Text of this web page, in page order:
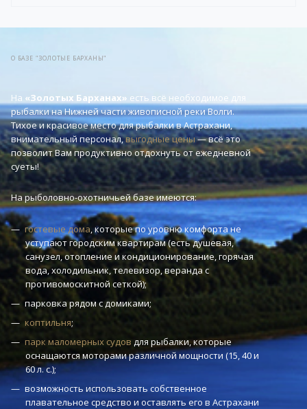
через бесплатныйWhatsApp-чатв правом нижнем углу нашего сайта,
О БАЗЕ "ЗОЛОТЫЕ БАРХАНЫ"
На «Золотых Барханах» есть всё необходимое для
рыбалки на Нижней части живописной реки Волги.
Тихое и красивое место для рыбалки в Астрахани,
внимательный персонал,выгодные цены— всё это
позволит Вам продуктивно отдохнуть от ежедневной
суеты!
На рыболовно-охотничьей базе имеются:
гостевые дома, которые по уровню комфорта не
уступают городским квартирам (есть душевая,
санузел, отопление и кондиционирование, горячая
вода, холодильник, телевизор, веранда с
противомоскитной сеткой);
парковка рядом с домиками;
коптильня;
парк маломерных судов для рыбалки, которые
оснащаются моторами различной мощности (15, 40 и
60 л. с.);
возможность использовать собственное
плавательное средство и оставлять его в Астрахани